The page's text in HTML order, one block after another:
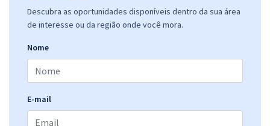
Descubra as oportunidades disponíveis dentro da sua área
de interesse ou da região onde você mora.
Nome
E-mail